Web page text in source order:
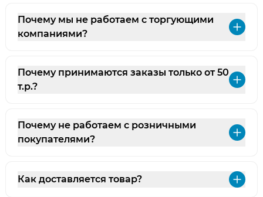
Почему мы не работаем с торгующими
компаниями?
Почему принимаются заказы только от 50
т.р.?
Почему не работаем с розничными
покупателями?
Как доставляется товар?